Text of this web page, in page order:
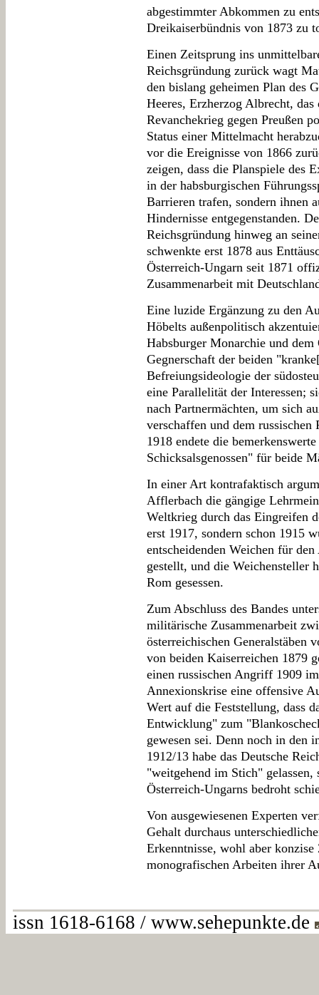
abgestimmter Abkommen zu
Dreikaiserbündnis von 1873 zu
Einen Zeitsprung ins
Reichsgründung zurück wagt
den bislang geheimen Plan des
Heeres, Erzherzog Albrecht,
Revanchekrieg gegen Preußen
Status einer Mittelmacht
vor die Ereignisse von 1866
zeigen, dass die Planspiele des
in der habsburgischen
Barrieren trafen, sondern ihnen
Hindernisse entgegenstanden.
Reichsgründung hinweg an
schwenkte erst 1878 aus
Österreich-Ungarn seit 1871
Zusammenarbeit mit
Eine luzide Ergänzung zu den
Höbelts außenpolitisch
Habsburger Monarchie und
Gegnerschaft der beiden
Befreiungsideologie der
eine Parallelität der Interessen;
nach Partnermächten, um sich
verschaffen und dem
1918 endete die
Schicksalsgenossen" für beide
In einer Art kontrafaktisch
Afflerbach die gängige
Weltkrieg durch das Eingreifen
erst 1917, sondern schon 1915
entscheidenden Weichen für
gestellt, und die Weichensteller
Rom gesessen.
Zum Abschluss des Bandes
militärische Zusammenarbeit
österreichischen Generalstäben
von beiden Kaiserreichen 1879
einen russischen Angriff 1909
Annexionskrise eine offensive
Wert auf die Feststellung, dass
Entwicklung" zum
gewesen sei. Denn noch in den
1912/13 habe das Deutsche
"weitgehend im Stich"
Österreich-Ungarns bedroht
Von ausgewiesenen Experten
Gehalt durchaus
Erkenntnisse, wohl aber konzise
monografischen Arbeiten ihrer
issn 1618-6168 / www.sehepunkte.de